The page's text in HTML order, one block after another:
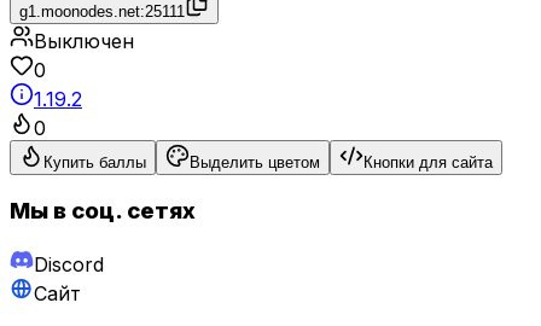
g1.moonodes.net:25111
Выключен
0
1.19.2
0
Купить баллы Выделить цветом Кнопки для сайта
Мы в соц. сетях
Discord
Сайт